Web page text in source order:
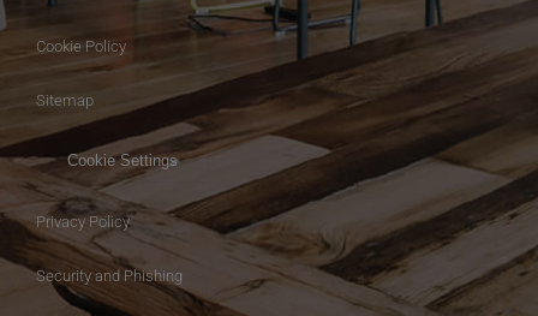
Cookie Policy
Sitemap
Cookie Settings
Privacy Policy
Security and Phishing